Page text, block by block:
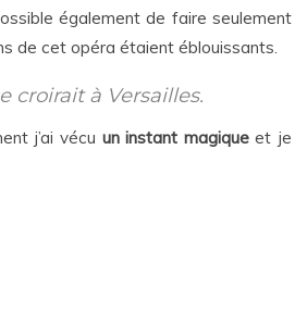
également de faire seulement
de cet opéra étaient éblouissants.
croirait à Versailles.
j’ai vécu un instant magiqueet je